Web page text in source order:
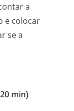
a
e colocar
se a
min)